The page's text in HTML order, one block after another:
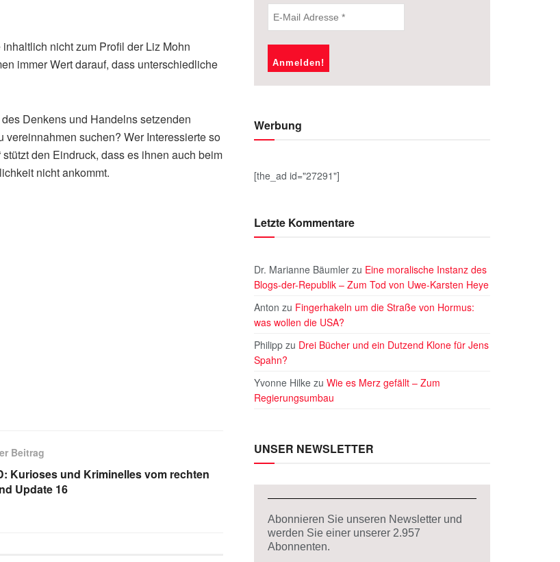
nicht zum Profil der Liz Mohn
immer Wert darauf, dass unterschiedliche
Denkens und Handelns setzenden
suchen? Wer Interessierte so
den Eindruck, dass es ihnen auch beim
nicht ankommt.
Beitrag
Kurioses und Kriminelles vom rechten
Update 16
Werbung
[the_ad id="27291"]
Letzte Kommentare
Dr. Marianne Bäumler zu Eine moralische Instanz des
Blogs-der-Republik – Zum Tod von Uwe-Karsten Heye
Anton zu Fingerhakeln um die Straße von Hormus:
was wollen die USA?
Philipp zu Drei Bücher und ein Dutzend Klone für Jens
Spahn?
Yvonne Hilke zu Wie es Merz gefällt – Zum
Regierungsumbau
UNSER NEWSLETTER
Abonnieren Sie unseren Newsletter und
werden Sie einer unserer 2.957
Abonnenten.